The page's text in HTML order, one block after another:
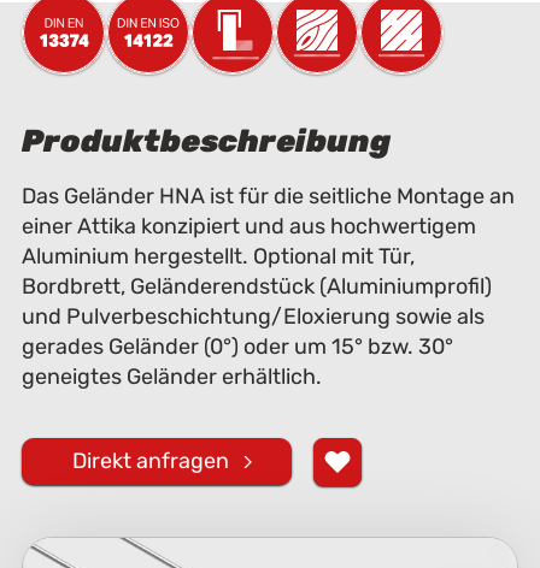
Produktbeschreibung
Das Geländer HNA ist für die seitliche Montage an
einer Attika konzipiert und aus hochwertigem
Aluminium hergestellt. Optional mit Tür,
Bordbrett, Geländerendstück (Aluminiumprofil)
und Pulverbeschichtung/Eloxierung sowie als
gerades Geländer (0°) oder um 15° bzw. 30°
geneigtes Geländer erhältlich.
Direkt anfragen